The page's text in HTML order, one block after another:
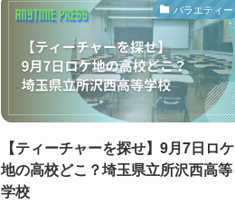
バラエティー
【ティーチャーを探せ】9月7日ロケ
地の高校どこ？埼玉県立所沢西高等
学校